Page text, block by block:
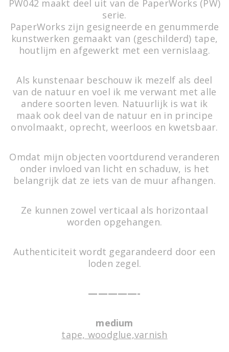
Deca 1
Artwork made of sticky seeds,
WORK IN PROGRESS
Artwork made of painter's tape,
WORK IN PROGRESS
PW042 maakt deel uit van de PaperWorks (PW)
serie.
PaperWorks zijn gesigneerde en genummerde
kunstwerken gemaakt van (geschilderd) tape,
houtlijm en afgewerkt met een vernislaag.
Als kunstenaar beschouw ik mezelf als deel
van de natuur en voel ik me verwant met alle
andere soorten leven. Natuurlijk is wat ik
maak ook deel van de natuur en in principe
onvolmaakt, oprecht, weerloos en kwetsbaar.
Omdat mijn objecten voortdurend veranderen
onder invloed van licht en schaduw, is het
belangrijk dat ze iets van de muur afhangen.
Ze kunnen zowel verticaal als horizontaal
worden opgehangen.
Authenticiteit wordt gegarandeerd door een
loden zegel.
—————-
medium
tape, woodglue,varnish